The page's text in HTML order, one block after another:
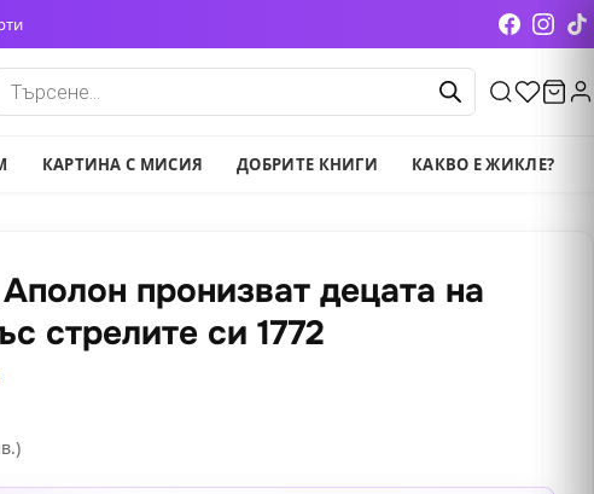
search
КАРТИНА С МИСИЯ ДОБРИТЕ КНИГИ КАКВО Е ЖИКЛЕ?
пронизват децата на
стрелите си 1772